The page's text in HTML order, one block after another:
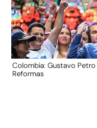
Colombia: Gustavo
Reformas